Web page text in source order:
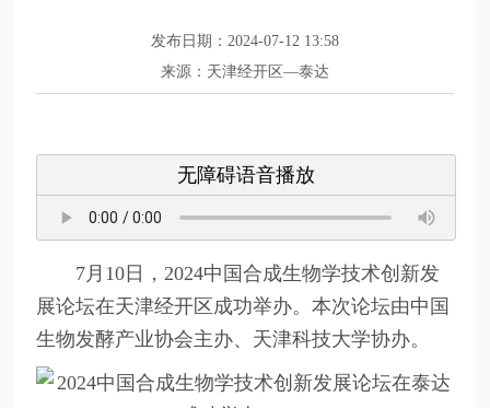
发布日期：2024-07-12 13:58
来源：天津经开区—泰达
无障碍语音播放
7月10日，2024中国合成生物学技术创新发
展论坛在天津经开区成功举办。本次论坛由中国
生物发酵产业协会主办、天津科技大学协办。